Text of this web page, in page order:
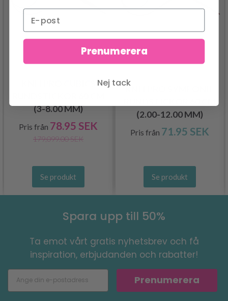
(3-8.00 MM)
Pris från 78.95 SEK
179,099.00 SEK
Se produkt
KNITPRO SYMFONIE
(2.00-12.00 MM)
Pris från 71.95 SEK
Se produkt
Spara upp till 50%
Ta emot vårt gratis nyhetsbrev och få
inspiration, erbjudanden och rabatter!
Prenumerera
Prenumerera
Nej tack